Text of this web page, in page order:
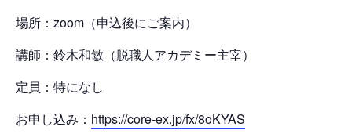
場所：zoom（申込後にご案内）
講師：鈴木和敏（脱職人アカデミー主宰）
定員：特になし
お申し込み： https://core-ex.jp/fx/8oKYAS